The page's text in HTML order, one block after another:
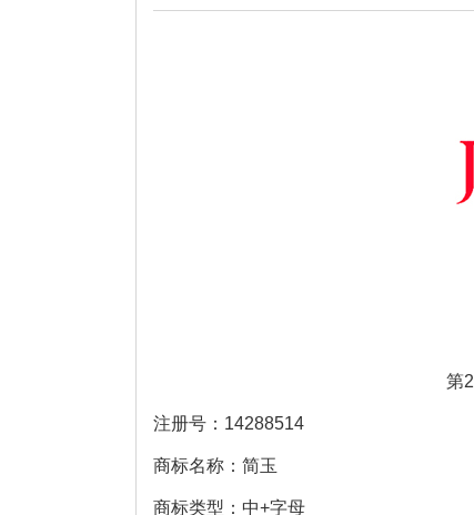
第
注册号：14288514
商标名称：简玉
商标类型：中+字母